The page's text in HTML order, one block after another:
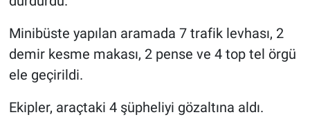
Minibüste yapılan aramada 7 trafik levhası, 2
demir kesme makası, 2 pense ve 4 top tel örgü
ele geçirildi.
Ekipler, araçtaki 4 şüpheliyi gözaltına aldı.